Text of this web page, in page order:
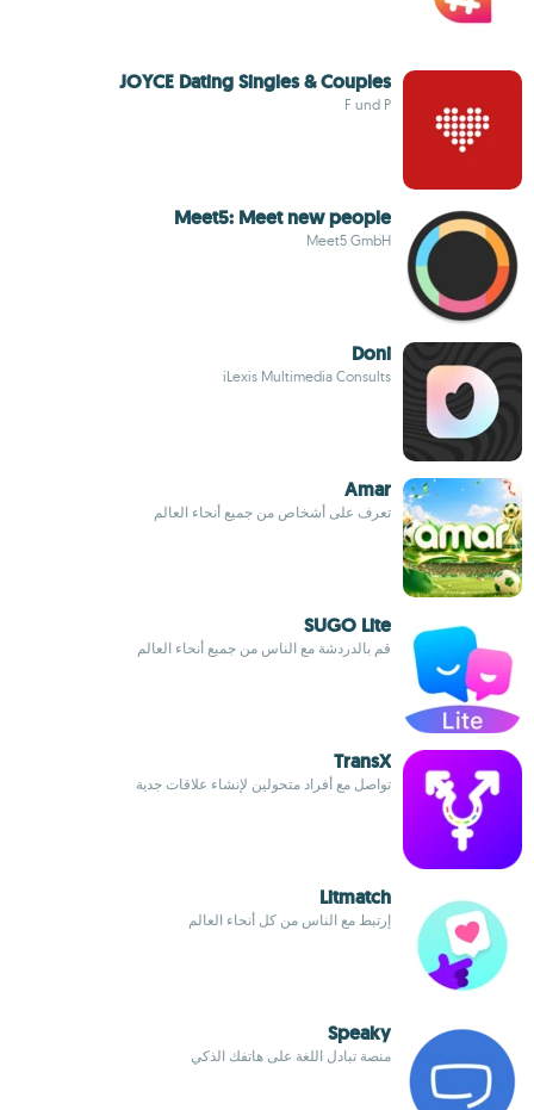
JOYCE Dating Singles & Couples
F und P
Meet5: Meet new people
Meet5 GmbH
Doni
iLexis Multimedia Consults
Amar
تعرف على أشخاص من جميع أنحاء العالم
SUGO Lite
قم بالدردشة مع الناس من جميع أنحاء العالم
TransX
تواصل مع أفراد متحولين لإنشاء علاقات جدية
Litmatch
إرتبط مع الناس من كل أنحاء العالم
Speaky
منصة تبادل اللغة على هاتفك الذكي